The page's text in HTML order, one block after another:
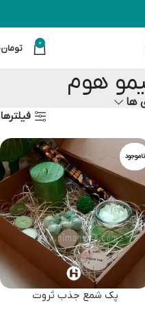
0 تومان
هوم
ها
فیلترها
ناموجود
پک شمع جذب ثروت